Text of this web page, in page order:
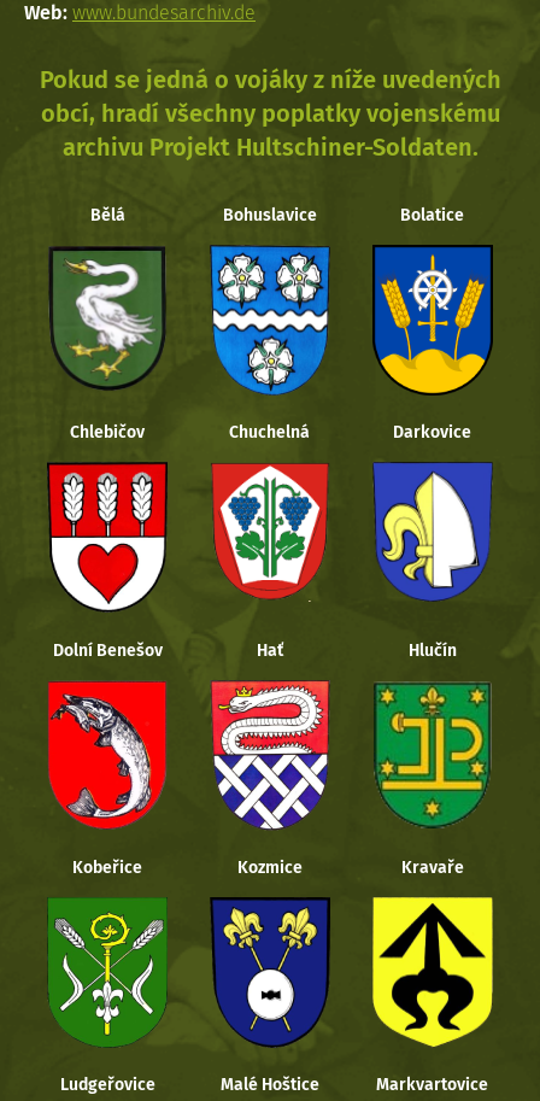
Web: www.bundesarchiv.de
Pokud se jedná o vojáky z níže uvedených
obcí, hradí všechny poplatky vojenskému
archivu Projekt Hultschiner-Soldaten.
Bělá Bohuslavice Bolatice
Chlebičov Chuchelná Darkovice
Dolní Benešov Hať Hlučín
Kobeřice Kozmice Kravaře
Ludgeřovice Malé Hoštice Markvartovice